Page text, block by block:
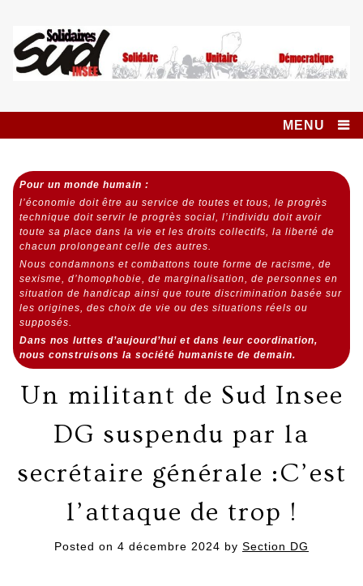
content
Syndicat SUD
INSEE SOLIDAIRES
MENU
Pour un monde humain :
l’économie doit être au service de toutes et tous,le progrès
technique doit servir le progrès social,l’individu doit avoir
toute sa place dans la vie et les droits collectifs, la liberté de
chacun prolongeant celle des autres.
Nous condamnons et combattons toute forme de racisme, de
sexisme, d’homophobie, de marginalisation, de personnes en
situation de handicap ainsi que toute discrimination basée sur
les origines, des choix de vie ou des situations réels ou
supposés.
Dans nos luttes d’aujourd’hui et dans leur coordination,
nous construisons la société humaniste de demain.
Un militant de Sud Insee
DG suspendu par la
secrétaire générale :C’est
l’attaque de trop !
Posted on 4 décembre 2024 by Section DG